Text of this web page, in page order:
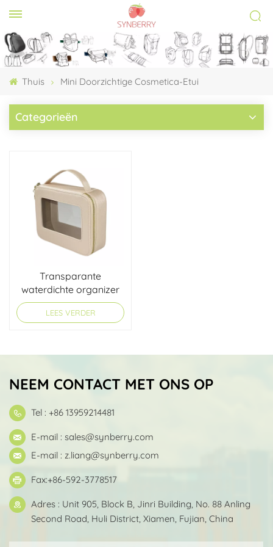
Thuis Mini Doorzichtige Cosmetica-Etui
Categorieën
Transparante
waterdichte organizer
opbergtas
LEES VERDER
NEEM CONTACT MET ONS OP
Tel : +86 13959214481
E-mail : sales@synberry.com
E-mail : z.liang@synberry.com
Fax:+86-592-3778517
Adres : Unit 905, Block B, Jinri Building, No. 88 Anling
Second Road, Huli District, Xiamen, Fujian, China